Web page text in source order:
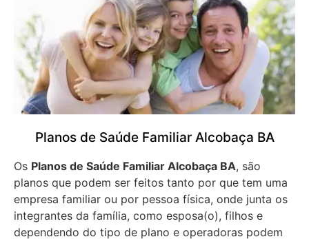
Planos de Saúde Familiar Alcobaça BA
Os Planos de Saúde Familiar Alcobaça BA, são
planos que podem ser feitos tanto por que tem uma
empresa familiar ou por pessoa física, onde junta os
integrantes da família, como esposa(o), filhos e
dependendo do tipo de plano e operadoras podem